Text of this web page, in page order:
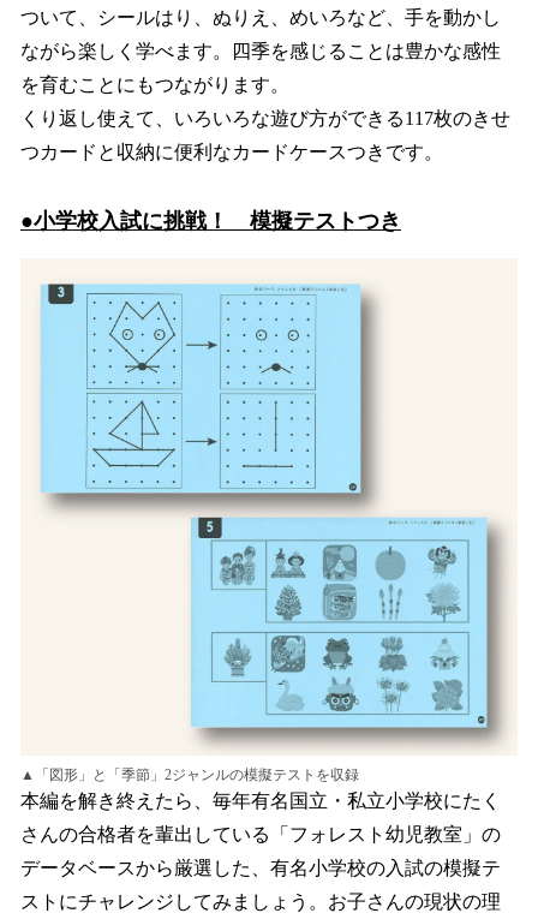
ついて、シールはり、ぬりえ、めいろなど、手を動かし
ながら楽しく学べます。四季を感じることは豊かな感性
を育むことにもつながります。
くり返し使えて、いろいろな遊び方ができる117枚のきせ
つカードと収納に便利なカードケースつきです。
●小学校入試に挑戦！ 模擬テストつき
▲「図形」と「季節」2ジャンルの模擬テストを収録
本編を解き終えたら、毎年有名国立・私立小学校にたく
さんの合格者を輩出している「フォレスト幼児教室」の
データベースから厳選した、有名小学校の入試の模擬テ
ストにチャレンジしてみましょう。お子さんの現状の理